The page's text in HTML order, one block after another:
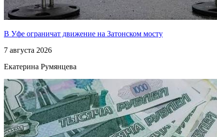
В Уфе ограничат движение на Затонском мосту
7 августа 2026
Екатерина Румянцева